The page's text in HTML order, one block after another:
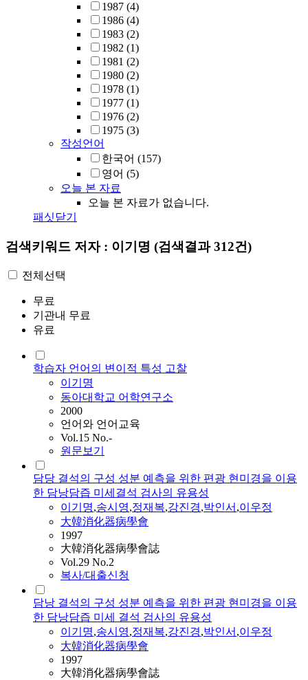
1987 (4)
1986 (4)
1983 (2)
1982 (1)
1981 (2)
1980 (2)
1978 (1)
1977 (1)
1976 (2)
1975 (3)
작성언어
한국어 (157)
영어 (5)
오늘 본 자료
오늘 본 자료가 없습니다.
패싯닫기
검색키워드 저자 : 이기명 (검색결과 312건)
전체선택
무료
기관내 무료
유료
학습자 언어의 변이적 특성 고찰
이기명
동아대학교 어학연구소
2000
언어와 언어교육
Vol.15 No.-
원문보기
담당 결석의 구성 성분 예측을 위한 편광 현미경을 이용
한 담낭담즙 미세결석 검사의 유용성
이기명,송시영,정재복,강진경,박인서 ,이우정
大韓消化器病學會
1997
大韓消化器病學會誌
Vol.29 No.2
복사/대출신청
담낭 결석의 구성 성분 예측을 위한 편광 현미경을 이용
한 담낭담즙 미세 결석 검사의 유용성
이기명,송시영,정재복,강진경,박인서 ,이우정
大韓消化器病學會
1997
大韓消化器病學會誌